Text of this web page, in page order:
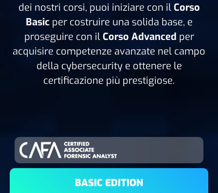
dei nostri corsi, puoi iniziare con il Corso
Basicper costruire una solida base, e
proseguire con il Corso Advanced per
acquisire competenze avanzate nel campo
della cybersecurity e ottenere le
certificazione più prestigiose.
BASIC EDITION